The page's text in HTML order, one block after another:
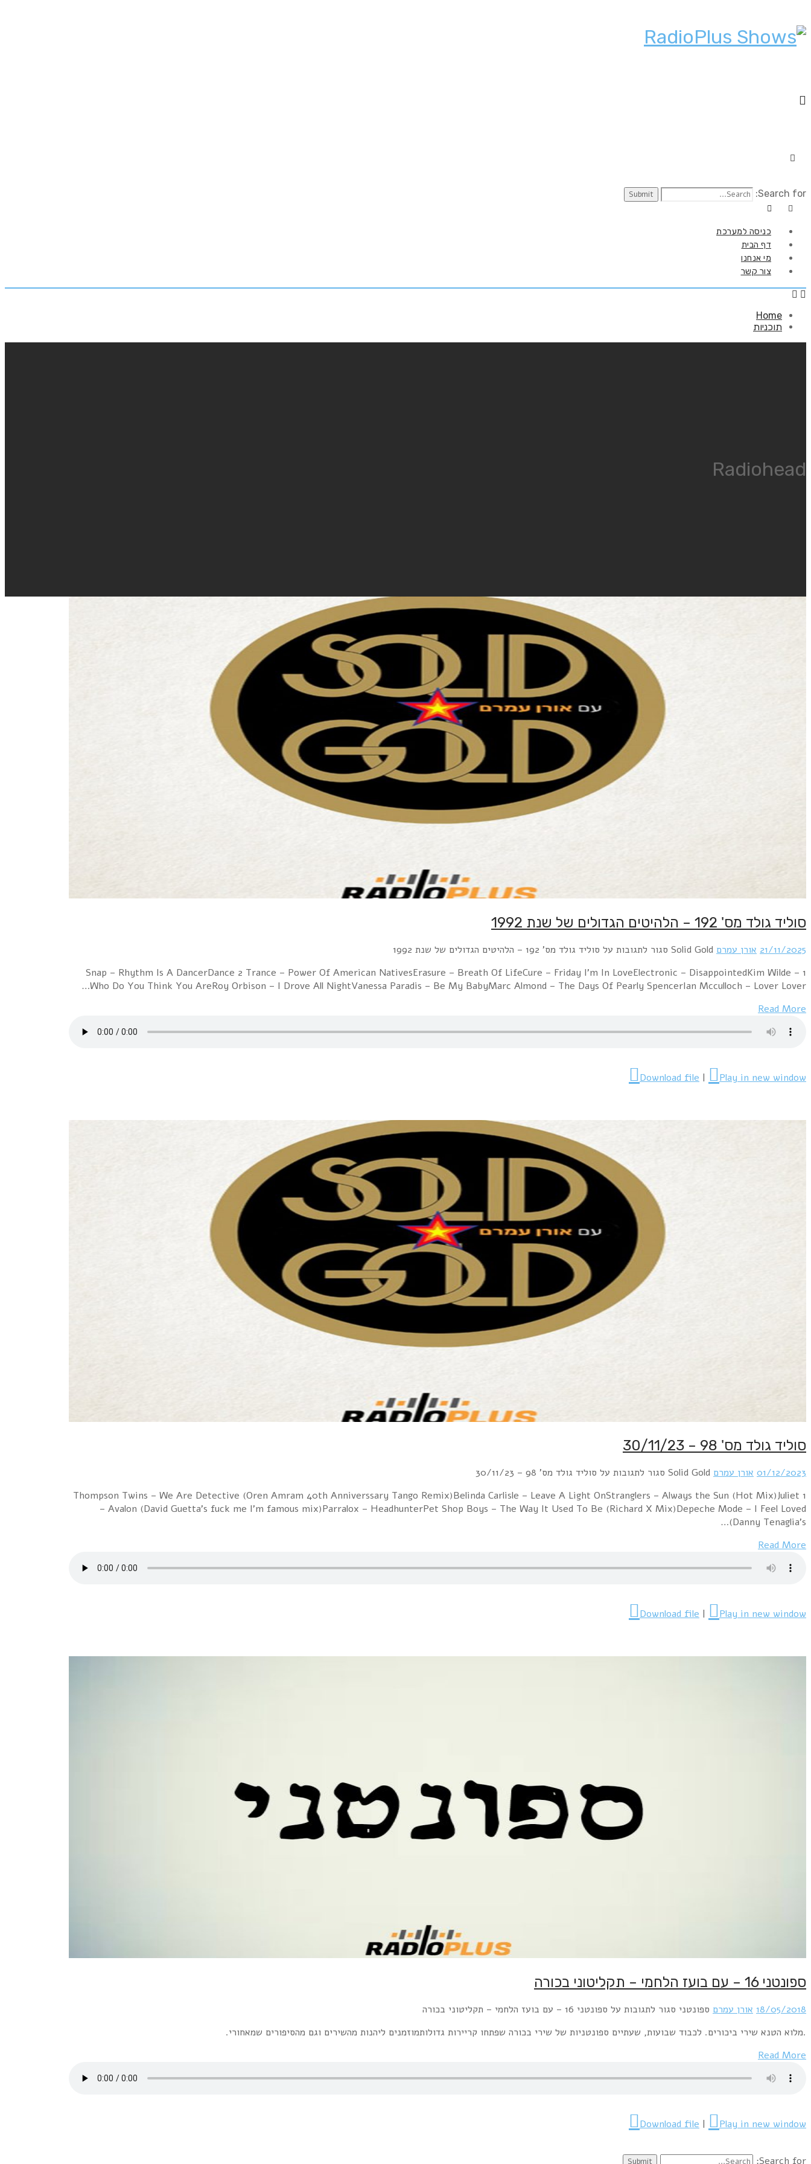
Search for:
כניסה למערכת
דף הבית
מי אנחנו
צור קשר
Home
תוכניות
Radiohead
סוליד גולד מס' 192 – הלהיטים הגדולים של שנת 1992
21/11/2025 אורן עמרם Solid Gold סגור לתגובות על סוליד גולד מס' 192 – הלהיטים הגדולים של שנת 1992
1 Snap – Rhythm Is A DancerDance 2 Trance – Power Of American NativesErasure – Breath Of LifeCure – Friday I'm In LoveElectronic – DisappointedKim Wilde –
Who Do You Think You AreRoy Orbison – I Drove All NightVanessa Paradis – Be My BabyMarc Almond – The Days Of Pearly SpencerIan Mcculloch – Lover Lover…
Read More
Download file | Play in new window
סוליד גולד מס' 98 – 30/11/23
01/12/2023 אורן עמרם Solid Gold סגור לתגובות על סוליד גולד מס' 98 – 30/11/23
1 Thompson Twins – We Are Detective (Oren Amram 40th Anniverssary Tango Remix)Belinda Carlisle – Leave A Light OnStranglers – Always the Sun (Hot Mix)Juliet
– Avalon (David Guetta’s fuck me I’m famous mix)Parralox – HeadhunterPet Shop Boys – The Way It Used To Be (Richard X Mix)Depeche Mode – I Feel Loved
(Danny Tenaglia’s…
Read More
Download file | Play in new window
ספונטני 16 – עם בועז הלחמי – תקליטוני בכורה
18/05/2018 אורן עמרם ספונטני סגור לתגובות על ספונטני 16 – עם בועז הלחמי – תקליטוני בכורה
.מלוא הטנא שירי ביכורים. לכבוד שבועות, שעתיים ספונטניות של שירי בכורה שפתחו קריירות גדולותמוזמנים ליהנות מהשירים וגם מהסיפורים שמאחורי.
Read More
Download file | Play in new window
Search for: